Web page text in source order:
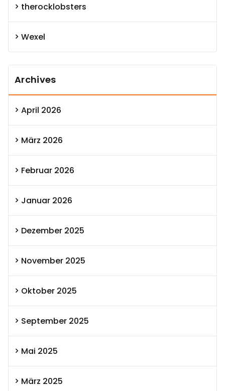
therocklobsters
Wexel
Archives
April 2026
März 2026
Februar 2026
Januar 2026
Dezember 2025
November 2025
Oktober 2025
September 2025
Mai 2025
März 2025